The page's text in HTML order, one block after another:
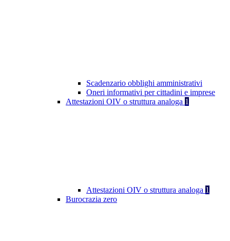
Scadenzario obblighi amministrativi
Oneri informativi per cittadini e imprese
Attestazioni OIV o struttura analoga 1
Attestazioni OIV o struttura analoga 1
Burocrazia zero